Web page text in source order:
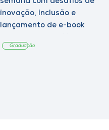
inovação, inclusão e
lançamento de e-book
Graduação